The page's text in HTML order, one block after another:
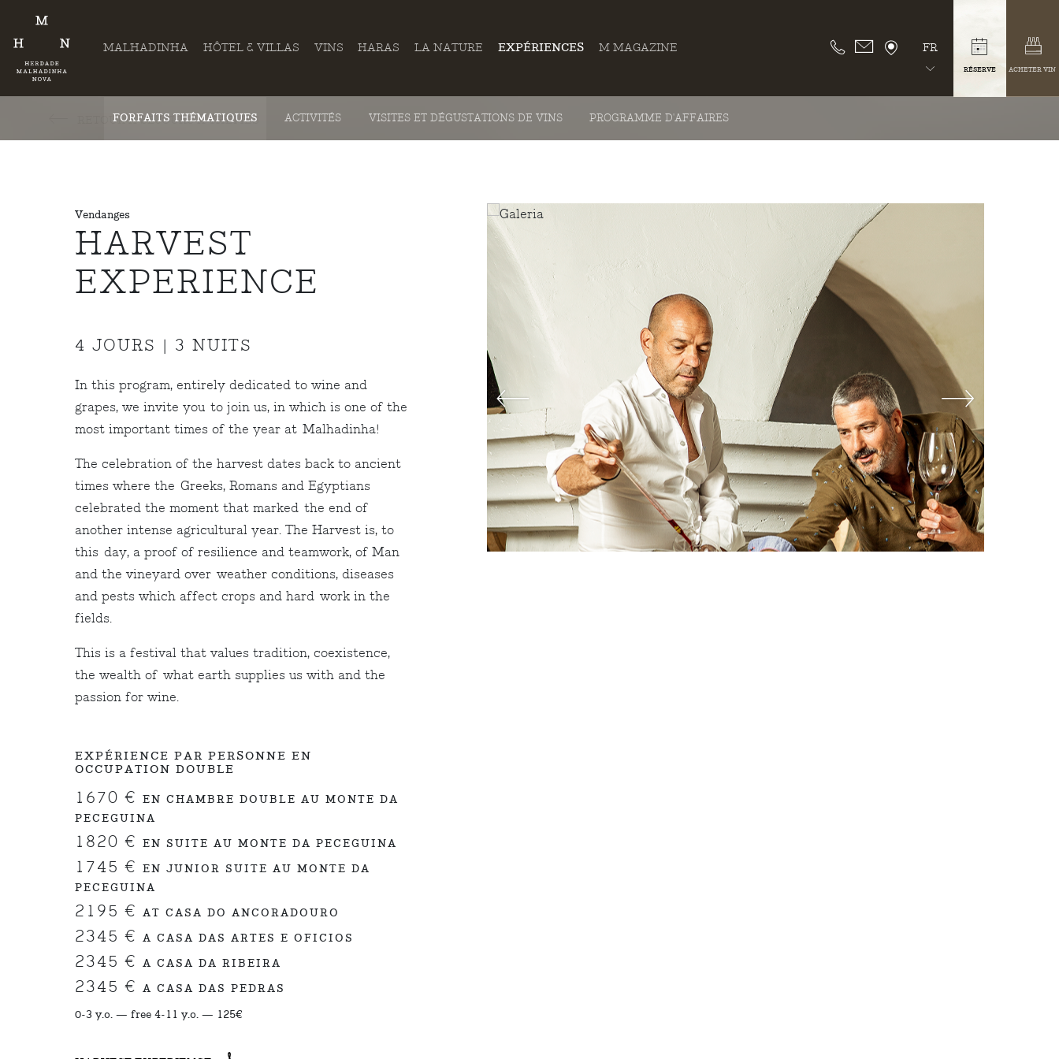
MALHADINHA HÔTEL & VILLAS VINS HARAS LA NATURE EXPÉRIENCES
FORFAITS THÉMATIQUES ACTIVITÉS VISITES ET DÉGUSTATIONS DE VINS PROGRAMME D'AFFAIRES
M MAGAZINE FR
RÉSERVE ACHETER VIN
RETOUR À SÉJOURS À THÈMES
Vendanges
HARVEST
EXPERIENCE
4 JOURS | 3 NUITS
In this program, entirely dedicated to wine and
grapes, we invite you to join us, in which is one of the
most important times of the year at Malhadinha!
The celebration of the harvest dates back to ancient
times where the Greeks, Romans and Egyptians
celebrated the moment that marked the end of
another intense agricultural year. The Harvest is, to
this day, a proof of resilience and teamwork, of Man
and the vineyard over weather conditions, diseases
and pests which affect crops and hard work in the
fields.
This is a festival that values tradition, coexistence,
the wealth of what earth supplies us with and the
passion for wine.
EXPÉRIENCE PAR PERSONNE EN
OCCUPATION DOUBLE
1670 €
EN CHAMBRE DOUBLE AU MONTE DA
PECEGUINA
1820 € EN SUITE AU MONTE DA PECEGUINA
1745 €
EN JUNIOR SUITE AU MONTE DA
PECEGUINA
2195 € AT CASA DO ANCORADOURO
2345 € A CASA DAS ARTES E OFICIOS
2345 € A CASA DA RIBEIRA
2345 € A CASA DAS PEDRAS
0-3 y.o. — free 4-11 y.o. — 125€